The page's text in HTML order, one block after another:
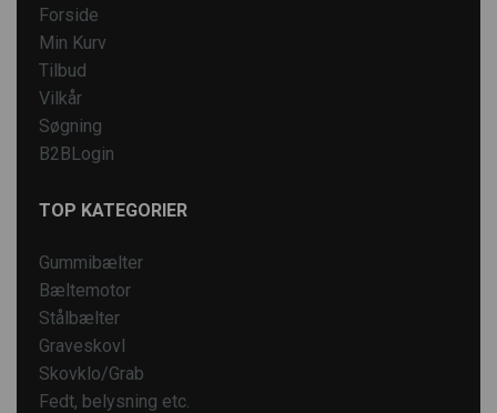
Forside
Min Kurv
Tilbud
Vilkår
Søgning
B2BLogin
TOP KATEGORIER
Gummibælter
Bæltemotor
Stålbælter
Graveskovl
Skovklo/Grab
Fedt, belysning etc.